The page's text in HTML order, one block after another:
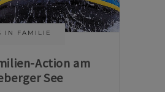
IN FAMILIE
Action am
See